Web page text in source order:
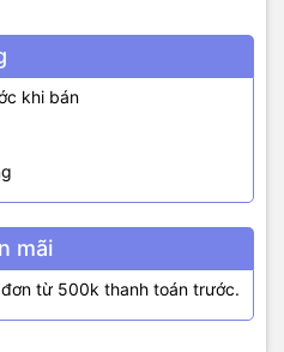
khi bán
mãi
từ 500k thanh toán trước.